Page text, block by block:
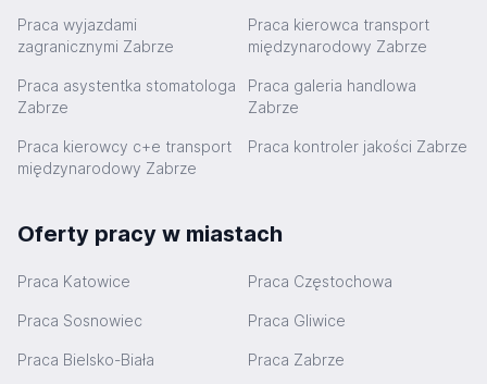
Praca wyjazdami
zagranicznymi Zabrze
Praca kierowca transport
międzynarodowy Zabrze
Praca asystentka stomatologa
Zabrze
Praca galeria handlowa
Zabrze
Praca kierowcy c+e transport
międzynarodowy Zabrze
Praca kontroler jakości Zabrze
Oferty pracy w miastach
Praca Katowice Praca Częstochowa
Praca Sosnowiec Praca Gliwice
Praca Bielsko-Biała Praca Zabrze